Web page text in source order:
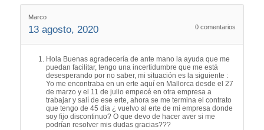
Marco
13 agosto, 2020 0 comentarios
Hola Buenas agradecería de ante mano la ayuda que me
puedan facilitar, tengo una incertidumbre que me está
desesperando por no saber, mi situación es la siguiente :
Yo me encontraba en un erte aquí en Mallorca desde el 27
de marzo y el 11 de julio empecé en otra empresa a
trabajar y salí de ese erte, ahora se me termina el contrato
que tengo de 45 día ¿ vuelvo al erte de mi empresa donde
soy fijo discontinuo? O que devo de hacer aver si me
podrían resolver mis dudas gracias???